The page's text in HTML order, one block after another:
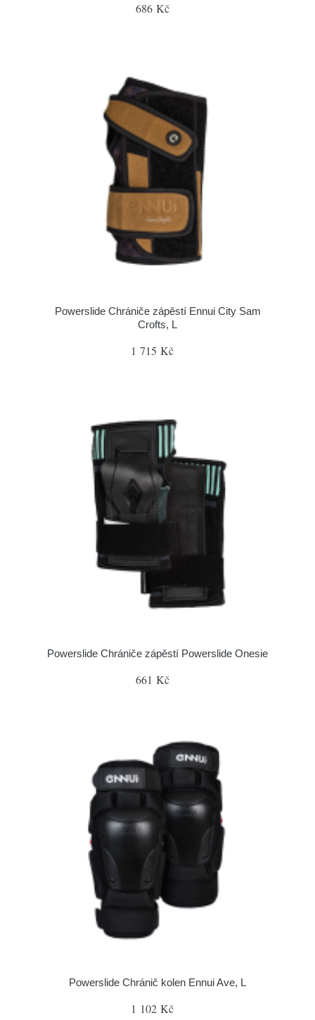
686 Kč
Powerslide Chrániče zápěstí Ennui City Sam
Crofts, L
1 715 Kč
Powerslide Chrániče zápěstí Powerslide Onesie
661 Kč
Powerslide Chránič kolen Ennui Ave, L
1 102 Kč